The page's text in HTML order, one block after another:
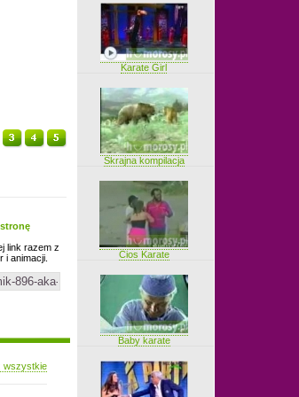
link razem z
i animacji.
wszystkie
Karate Girl
Skrajna kompilacja
Cios Karate
Baby karate